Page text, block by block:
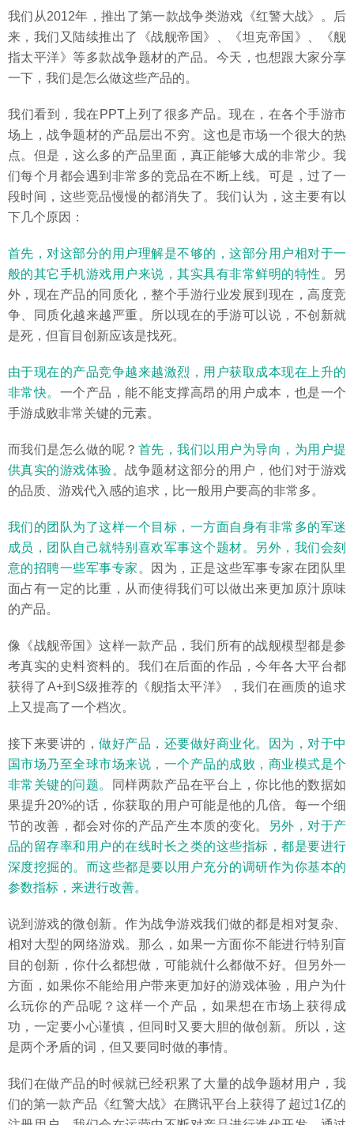
我们从2012年，推出了第一款战争类游戏《红警大战》。后
来，我们又陆续推出了《战舰帝国》、《坦克帝国》、《舰
指太平洋》等多款战争题材的产品。今天，也想跟大家分享
一下，我们是怎么做这些产品的。
我们看到，我在PPT上列了很多产品。现在，在各个手游市
场上，战争题材的产品层出不穷。这也是市场一个很大的热
点。但是，这么多的产品里面，真正能够大成的非常少。我
们每个月都会遇到非常多的竞品在不断上线。可是，过了一
段时间，这些竞品慢慢的都消失了。我们认为，这主要有以
下几个原因：
首先，对这部分的用户理解是不够的，这部分用户相对于一
般的其它手机游戏用户来说，其实具有非常鲜明的特性。
另
外，现在产品的同质化，整个手游行业发展到现在，高度竞
争、同质化越来越严重。所以现在的手游可以说，不创新就
是死，但盲目创新应该是找死。
由于现在的产品竞争越来越激烈，用户获取成本现在上升的
非常快。 一个产品，能不能支撑高昂的用户成本，也是一个
手游成败非常关键的元素。
而我们是怎么做的呢？ 首先，我们以用户为导向，为用户提
供真实的游戏体验。战争题材这部分的用户，他们对于游戏
的品质、游戏代入感的追求，比一般用户要高的非常多。
我们的团队为了这样一个目标，一方面自身有非常多的军迷
成员，团队自己就特别喜欢军事这个题材。另外，我们会刻
意的招聘一些军事专家。
因为，正是这些军事专家在团队里
面占有一定的比重，从而使得我们可以做出来更加原汁原味
的产品。
像《战舰帝国》这样一款产品，我们所有的战舰模型都是参
考真实的史料资料的。我们在后面的作品，今年各大平台都
获得了A+到S级推荐的《舰指太平洋》，我们在画质的追求
上又提高了一个档次。
接下来要讲的，做好产品，还要做好商业化。因为，对于中
国市场乃至全球市场来说，一个产品的成败，商业模式是个
非常关键的问题。
同样两款产品在平台上，你比他的数据如
果提升20%的话，你获取的用户可能是他的几倍。每一个细
节的改善，都会对你的产品产生本质的变化。
另外，对于产
品的留存率和用户的在线时长之类的这些指标，都是要进行
深度挖掘的。而这些都是要以用户充分的调研作为你基本的
参数指标，来进行改善。
说到游戏的微创新。作为战争游戏我们做的都是相对复杂、
相对大型的网络游戏。那么，如果一方面你不能进行特别盲
目的创新，你什么都想做，可能就什么都做不好。但另外一
方面，如果你不能给用户带来更加好的游戏体验，用户为什
么玩你的产品呢？这样一个产品，如果想在市场上获得成
功，一定要小心谨慎，但同时又要大胆的做创新。所以，这
是两个矛盾的词，但又要同时做的事情。
我们在做产品的时候就已经积累了大量的战争题材用户，我
们的第一款产品《红警大战》在腾讯平台上获得了超过1亿的